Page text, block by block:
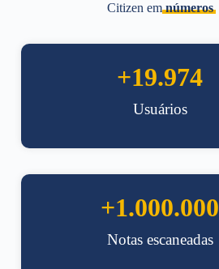
Citizen emnúmeros
Usuários
+20.000
Notas escaneadas
+1.000.000